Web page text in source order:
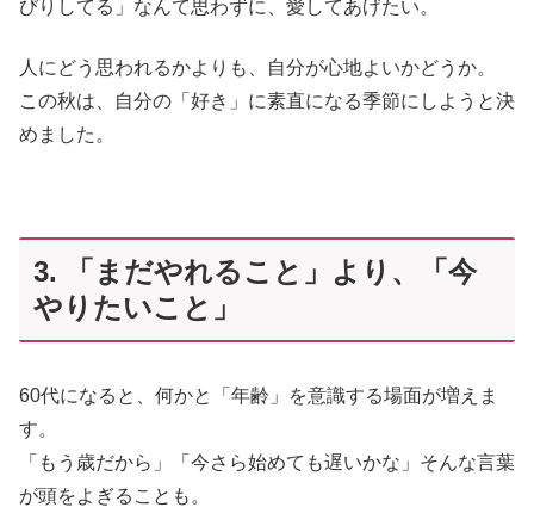
びりしてる」なんて思わずに、愛してあげたい。
人にどう思われるかよりも、自分が心地よいかどうか。
この秋は、自分の「好き」に素直になる季節にしようと決
めました。
3. 「まだやれること」より、「今
やりたいこと」
60代になると、何かと「年齢」を意識する場面が増えま
す。
「もう歳だから」「今さら始めても遅いかな」そんな言葉
が頭をよぎることも。